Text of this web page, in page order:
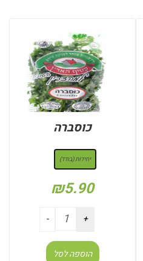
כוסברה
יחידות (בודד)
₪5.90
הוספה לסל